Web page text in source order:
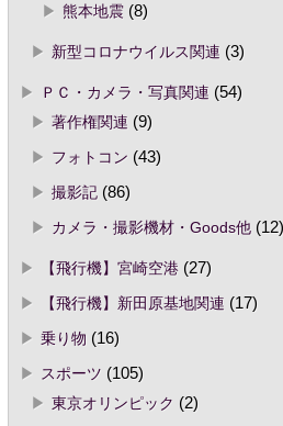
熊本地震(8)
新型コロナウイルス関連 (3)
ＰＣ・カメラ・写真関連 (54)
著作権関連 (9)
フォトコン (43)
撮影記(86)
カメラ・撮影機材・Goods他(12)
【飛行機】宮崎空港(27)
【飛行機】新田原基地関連 (17)
乗り物 (16)
スポーツ (105)
東京オリンピック (2)